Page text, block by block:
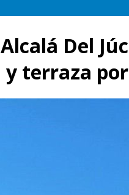
Del
terraza por